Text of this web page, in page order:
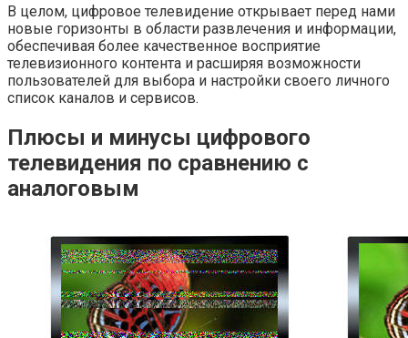
В целом, цифровое телевидение открывает перед нами
новые горизонты в области развлечения и информации,
обеспечивая более качественное восприятие
телевизионного контента и расширяя возможности
пользователей для выбора и настройки своего личного
список каналов и сервисов.
Плюсы и минусы цифрового
телевидения по сравнению с
аналоговым